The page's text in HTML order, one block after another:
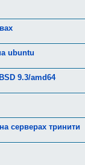
ubuntu
9.3/amd64
серверах тринити